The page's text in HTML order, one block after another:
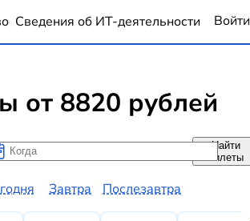
Сведения об ИТ-деятельности Войти
от 8820 рублей
Завтра Послезавтра
Найти
билеты